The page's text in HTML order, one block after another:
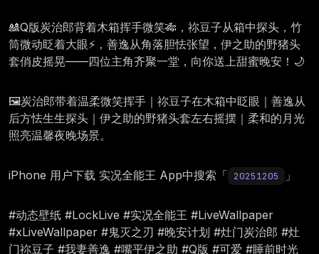
🎎Q版炭治郎背着木箱挥手微笑🎋，祢豆子从箱中探头，竹
筒微动眨着大眼⚡，善逸从角落胆怯张望，伊之助的野猪头
套俏皮摇晃——四位主角齐聚一堂，向你送上甜蜜晚安！🌙
🖼️炭治郎带着温柔微笑挥手｜祢豆子在木箱中眨眼｜善逸从
后方怯生生探头｜伊之助的野猪头套左右摇摆｜柔和的月光
照亮温馨夜晚场景。
iPhone 用户下载 实况全能王 App中搜索「 20251205 」
#动态壁纸 #LockLive #实况全能王 #LiveWallpaper
#xLiveWallpaper #鬼灭之刃 #晚安计划 #灶门炭治郎 #灶
门祢豆子 #我妻善逸 #嘴平伊之助 #Q版 #可爱 #睡前时光